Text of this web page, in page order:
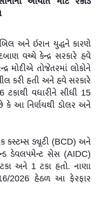
અને ઇરાન યુદ્ધને કારણે
વચ્ચે કેન્દ્ર સરકારે હવે
મોદીએ તોજેતરમાં લોકોને
કરી હતી અને હવે સરકારે
ટકાથી વધારીને સીધી 15
કે આ નિર્ણયથી ડોલર અને
કસ્ટમ્સ ડ્યૂટી (BCD) અને
ડેવલપમેન્ટ સેસ (AIDC)
અને 1 ટકા હતો. નાણા
16/2026 હેઠળ આ ફેરફાર